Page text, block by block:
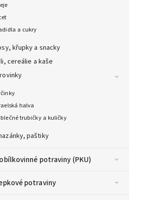
a cukry
křupky a snacky
cereálie a kaše
halva
trubičky a kuličky
paštiky
potraviny (PKU)
potraviny